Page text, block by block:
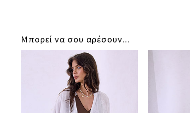
Μπορεί να σου αρέσουν...